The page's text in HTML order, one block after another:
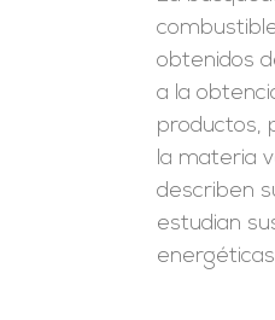
obtenidos
a la
productos,
la materia
describen
estudian
energéticas